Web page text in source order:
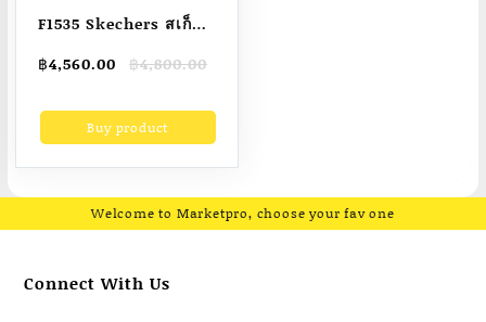
F1535 Skechers สเก็ต
Court Classic Sport
232473-OFWT
฿4,800.00
Original
was:
฿4,800.00.
฿4,560.00
Current
is:
฿4,560.00.Buy product
Welcome to Marketpro, choose your fav one
Connect With Us